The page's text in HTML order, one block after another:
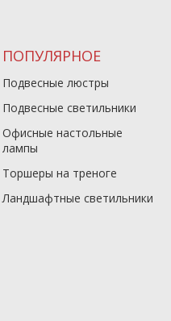
ПОПУЛЯРНОЕ
Подвесные люстры
Подвесные светильники
Офисные настольные
лампы
Торшеры на треноге
Ландшафтные светильники